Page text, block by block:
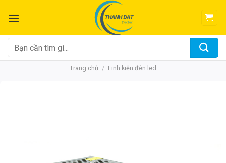
đến
dung
Tìm
kiếm:
Trang chủ / Linh kiện đèn led